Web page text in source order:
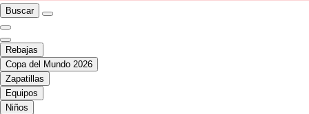
Buscar
Rebajas
Copa del Mundo 2026
Zapatillas
Equipos
Niños